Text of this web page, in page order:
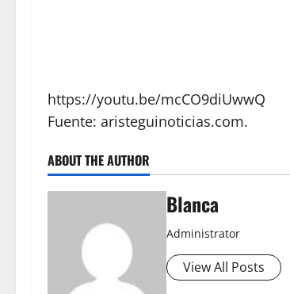
https://youtu.be/mcCO9diUwwQ
Fuente: aristeguinoticias.com.
ABOUT THE AUTHOR
Blanca
Administrator
View All Posts